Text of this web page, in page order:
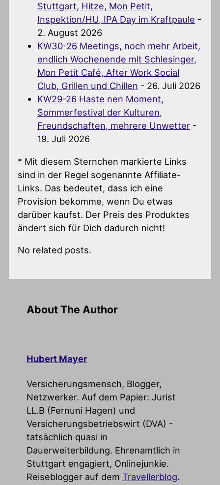
Stuttgart, Hitze, Mon Petit,
Inspektion/HU, IPA Day im Kraftpaule -
2. August 2026
KW30-26 Meetings, noch mehr Arbeit,
endlich Wochenende mit Schlesinger,
Mon Petit Café, After Work Social
Club, Grillen und Chillen - 26. Juli 2026
KW29-26 Haste nen Moment,
Sommerfestival der Kulturen,
Freundschaften, mehrere Unwetter -
19. Juli 2026
* Mit diesem Sternchen markierte Links
sind in der Regel sogenannte Affiliate-
Links. Das bedeutet, dass ich eine
Provision bekomme, wenn Du etwas
darüber kaufst. Der Preis des Produktes
ändert sich für Dich dadurch nicht!
No related posts.
About The Author
Hubert Mayer
Versicherungsmensch, Blogger,
Netzwerker. Auf dem Papier: Jurist
LL.B (Fernuni Hagen) und
Versicherungsbetriebswirt (DVA) -
tatsächlich quasi in
Dauerweiterbildung. Ehrenamtlich in
Stuttgart engagiert, Onlinejunkie.
Reiseblogger auf dem Travellerblog.